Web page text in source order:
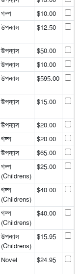
গল্প
$10.00
উপন্যাস $12.50
উপন্যাস
$50.00
উপন্যাস
$10.00
উপন্যাস $595.00
উপন্যাস $15.00
উপন্যাস
$20.00
গল্প
$20.00
উপন্যাস
$65.00
গল্প
(Childrens)
$25.00
গল্প
(Childrens)
$40.00
গল্প
(Childrens)
$40.00
উপন্যাস
(Childrens)
$15.95
Novel $24.95